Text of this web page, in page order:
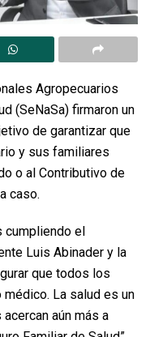
Agropecuarios
(SeNaSa) firmaron un
de garantizar que
y sus familiares
o al Contributivo de
caso.
cumpliendo el
Luis Abinader y la
que todos los
La salud es un
aún más a